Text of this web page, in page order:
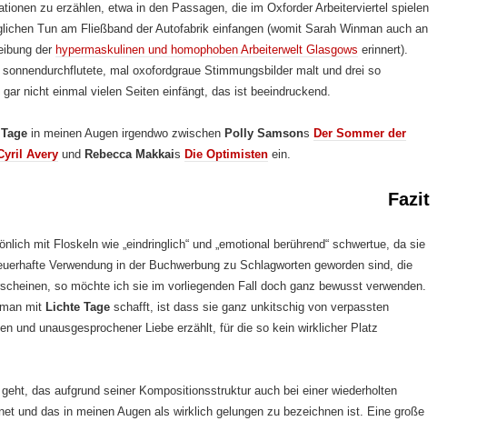
zu erzählen, etwa in den Passagen, die im Oxforder Arbeiterviertel spielen
Tun am Fließband der Autofabrik einfangen (womit Sarah Winman auch an
der hypermaskulinen und homophoben Arbeiterwelt Glasgows erinnert).
mal oxofordgraue Stimmungsbilder malt und drei so
nicht einmal vielen Seiten einfängt, das ist beeindruckend.
in meinen Augen irgendwo zwischen Polly Samsons Der Sommer der
Avery und Rebecca Makkais Die Optimisten ein.
Fazit
mit Floskeln wie „eindringlich“ und „emotional berührend“ schwertue, da sie
Verwendung in der Buchwerbung zu Schlagworten geworden sind, die
so möchte ich sie im vorliegenden Fall doch ganz bewusst verwenden.
mit Lichte Tage schafft, ist dass sie ganz unkitschig von verpassten
und unausgesprochener Liebe erzählt, für die so kein wirklicher Platz
das aufgrund seiner Kompositionsstruktur auch bei einer wiederholten
und das in meinen Augen als wirklich gelungen zu bezeichnen ist. Eine große